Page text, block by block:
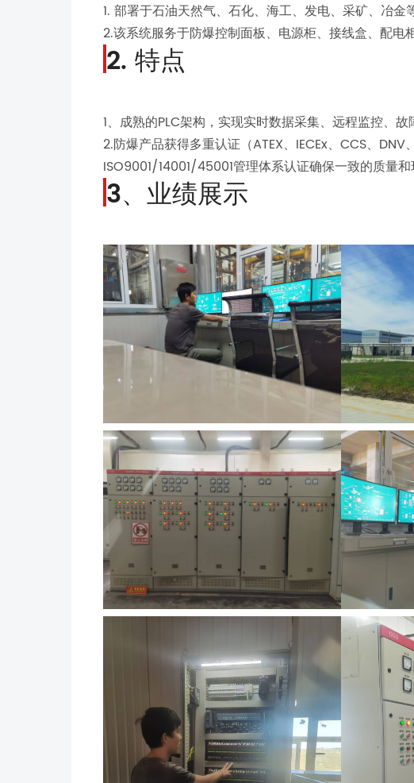
1. 部署于石油天然气、石化、海工、发电、采矿、冶
2.该系统服务于防爆控制面板、电源柜、接线盒、配电
2. 特点
1、成熟的PLC架构，实现实时数据采集、远程监控、
2.防爆产品获得多重认证（ATEX、IECEx、CCS、
ISO9001/14001/45001管理体系认证确保一致的质量和
3、业绩展示